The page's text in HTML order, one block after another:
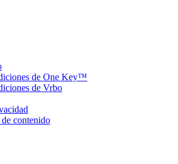
de One Key™
de Vrbo
contenido